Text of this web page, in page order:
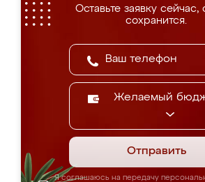
Оставьте заявку сейчас,
сохранится.
Желаемый
Отправить
Я соглашаюсь на передачу